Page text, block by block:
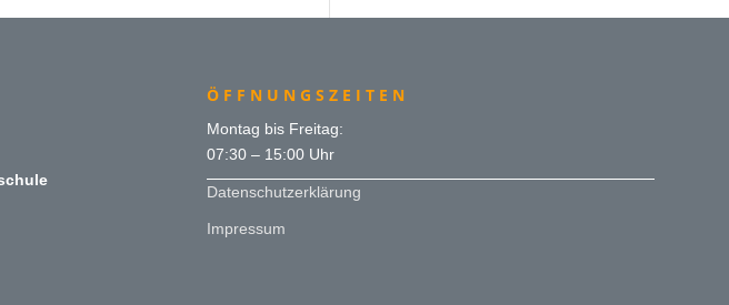
ÖFFNUNGSZEITEN
Montag bis Freitag:
07:30 – 15:00 Uhr
Datenschutzerklärung
Impressum